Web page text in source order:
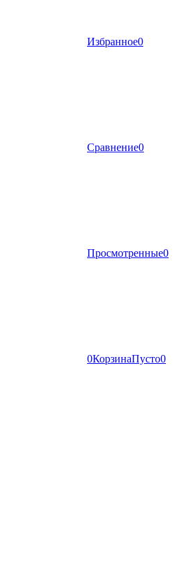
Избранное0
Сравнение0
Просмотренные0
0КорзинаПусто0